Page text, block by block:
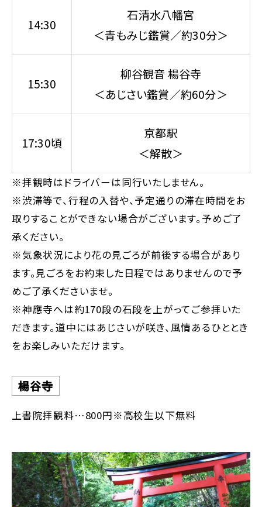
14:30
石清水八幡宮
＜青もみじ鑑賞／約30分＞
15:30
柳谷観音 楊谷寺
＜あじさい鑑賞／約60分＞
17:30頃
京都駅
＜解散＞
※拝観時はドライバーは同行いたしません。
※渋滞等で、行程の入替や、予定通りの滞在時間をお
取りすることができない場合がございます。予めご了
承ください。
※気象状況により花の見ごろが前後する場合があり
ます。見ごろをお約束した日程ではありませんので予
めご了承くださいませ。
※神應寺へは約170段の石段を上がってご参拝いた
だきます。道中にはあじさいが咲き、風情あるひととき
をお楽しみいただけます。
楊谷寺
上書院拝観料…800円※高校生以下無料